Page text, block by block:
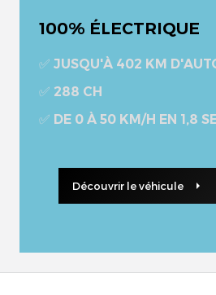
100% ÉLECTRIQUE
✅ JUSQU'À 402 KM
✅ 288 CH
✅ DE 0 À 50 KM/H EN 1,8
Découvrir le véhicule